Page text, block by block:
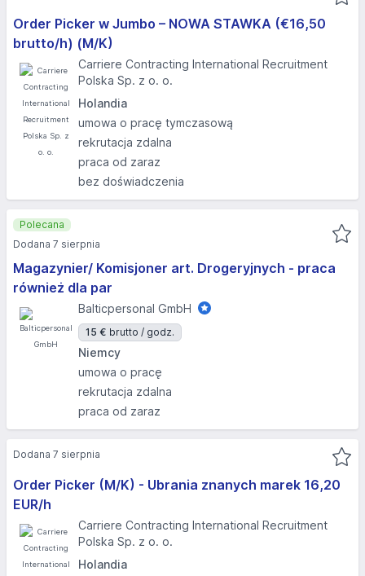
Order Picker w Jumbo – NOWA STAWKA (€16,50
brutto/h) (M/K)
Carriere Contracting International Recruitment
Polska Sp. z o. o.
Holandia
umowa o pracę tymczasową
rekrutacja zdalna
praca od zaraz
bez doświadczenia
Magazynier/ Komisjoner art. Drogeryjnych - praca
również dla par
Balticpersonal GmbH
15 € brutto / godz.
Niemcy
umowa o pracę
rekrutacja zdalna
praca od zaraz
Polecana
Dodana 7 sierpnia
Order Picker (M/K) - Ubrania znanych marek 16,20
EUR/h
Carriere Contracting International Recruitment
Polska Sp. z o. o.
Holandia
Dodana 7 sierpnia